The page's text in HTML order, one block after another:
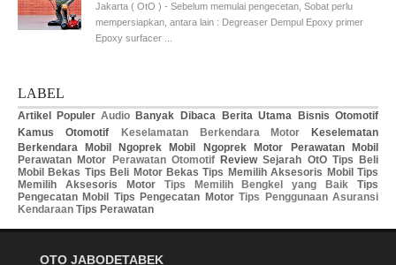
Jakarta ( OtO ) - Sebelum memulai pengecetan, Sobat perlu
mempersiapkan, antara lain : Degreaser Dempul Epoxy primer
Epoxy surfacer ...
LABEL
Artikel Populer Audio Banyak Dibaca Berita Utama Bisnis Otomotif
Kamus Otomotif
Keselamatan Berkendara Motor
Keselematan
Berkendara Mobil Ngoprek Mobil Ngoprek Motor
Perawatan Mobil
Perawatan Motor Perawatan Otomotif Review Sejarah OtO Tips Beli
Mobil Bekas Tips Beli Motor Bekas Tips Memilih Aksesoris Mobil Tips
Memilih Aksesoris Motor
Tips Memilih Bengkel yang Baik
Tips
Pengecatan Mobil Tips Pengecatan Motor Tips Penggunaan Asuransi
Kendaraan Tips Perawatan
OTO JABODETABEK